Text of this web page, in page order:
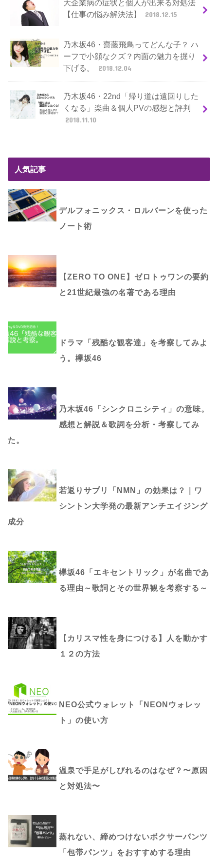
大企業病の症状と個人が出来る対処法
【仕事の悩み解決法】
2018.12.15
乃木坂46・齋藤飛鳥ってどんな子？ ハ
ーフで小顔なクズ？内面の魅力を掘り
下げる。
2018.12.04
乃木坂46・22nd「帰り道は遠回りした
くなる」楽曲＆個人PVの感想と評判
2018.11.10
人気記事
デルフォニックス・ロルバーンを使った
ノート術
【ZERO TO ONE】ゼロトゥワンの要約
と21世紀最強の名著である理由
ドラマ「残酷な観客達」を考察してみよ
う。欅坂46
乃木坂46「シンクロニシティ」の意味。
感想と解説＆歌詞を分析・考察してみ
た。
若返りサプリ「NMN」の効果は？｜ワ
シントン大学発の最新アンチエイジング
成分
欅坂46「エキセントリック」が名曲であ
る理由～歌詞とその世界観を考察する～
【カリスマ性を身につける】人を動かす
１２の方法
NEO公式ウォレット「NEONウォレッ
ト」の使い方
温泉で手足がしびれるのはなぜ？〜原因
と対処法〜
蒸れない、締めつけないボクサーパンツ
「包帯パンツ」をおすすめする理由